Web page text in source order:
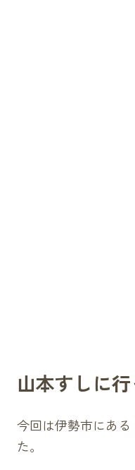
山本すしに
今回は伊勢市にあ
た。